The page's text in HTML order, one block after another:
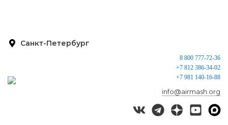
Санкт-Петербург
8 800 777-72-36
+7 812 386-34-02
+7 981 140-16-88
info@airmash.org